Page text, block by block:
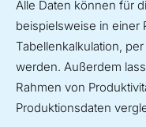
Alle Daten können für
beispielsweise in einer
Tabellenkalkulation,
werden. Außerdem
Rahmen von
Produktionsdaten